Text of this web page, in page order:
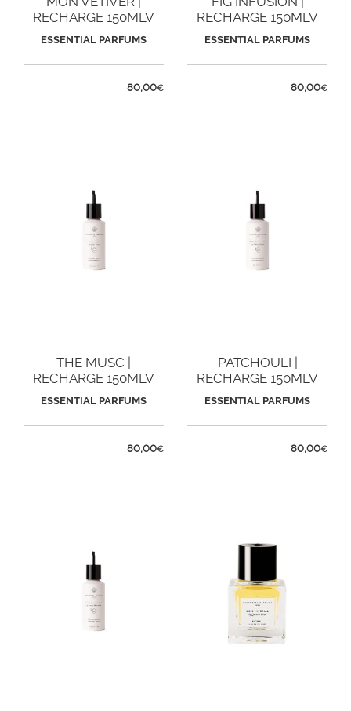
RECHARGE 150MLV
ESSENTIAL PARFUMS
80,00€
RECHARGE 150MLV
ESSENTIAL PARFUMS
80,00€
THE MUSC |
RECHARGE 150MLV
ESSENTIAL PARFUMS
80,00€
PATCHOULI |
RECHARGE 150MLV
ESSENTIAL PARFUMS
80,00€